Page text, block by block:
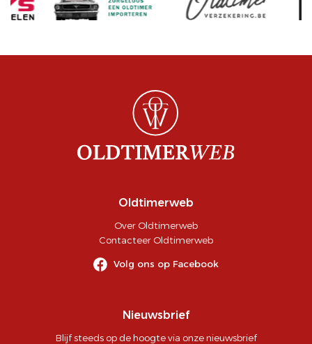
Oldtimerweb
Over Oldtimerweb
Contacteer Oldtimerweb
Volg ons op Facebook
Nieuwsbrief
Blijf steeds op de hoogte via onze nieuwsbrief